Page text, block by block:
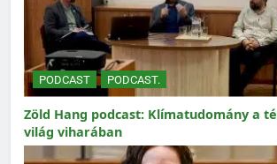
PODCAST PODCAST.
Zöld Hang podcast: Klímatudomány a
világ viharában